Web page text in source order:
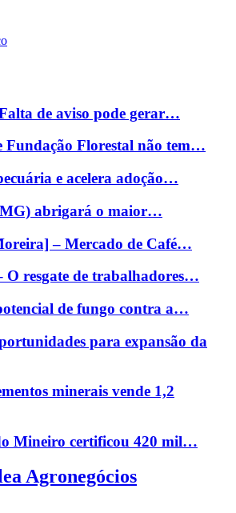
de aviso pode gerar…
Fundação Florestal não tem…
e acelera adoção…
abrigará o maior…
– Mercado de Café…
O resgate de trabalhadores…
de fungo contra a…
para expansão da
minerais vende 1,2
Mineiro certificou 420 mil…